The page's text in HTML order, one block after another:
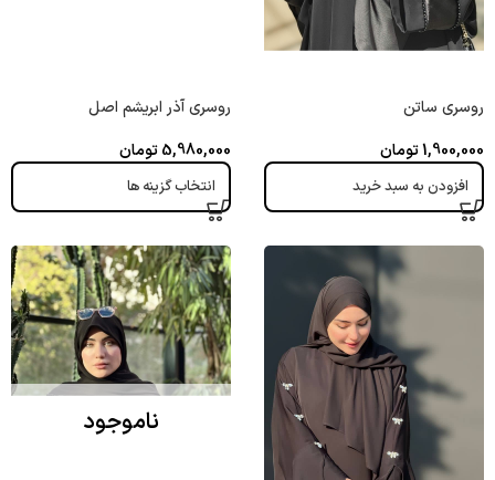
روسری ساتن
1,900,000تومان
افزودن به سبد خرید
روسری آذر ابریشم اصل
5,980,000تومان
انتخاب گزینه ها
ناموجود